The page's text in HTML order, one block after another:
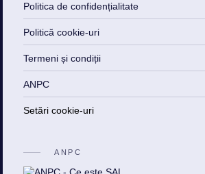
Politica de confidențialitate
Politică cookie-uri
Termeni și condiții
ANPC
Setări cookie-uri
ANPC